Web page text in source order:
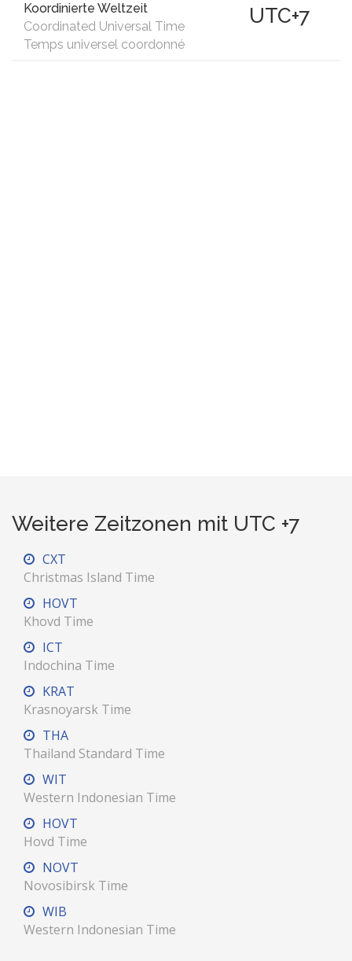
Koordinierte Weltzeit
Coordinated Universal Time
Temps universel coordonné
UTC+7
Weitere Zeitzonen mit UTC +7
CXT
Christmas Island Time
HOVT
Khovd Time
ICT
Indochina Time
KRAT
Krasnoyarsk Time
THA
Thailand Standard Time
WIT
Western Indonesian Time
HOVT
Hovd Time
NOVT
Novosibirsk Time
WIB
Western Indonesian Time